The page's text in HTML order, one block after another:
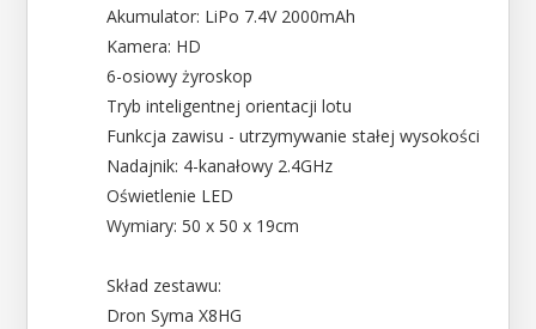
Akumulator: LiPo 7.4V 2000mAh
Kamera: HD
6-osiowy żyroskop
Tryb inteligentnej orientacji lotu
Funkcja zawisu - utrzymywanie stałej wysokości
Nadajnik: 4-kanałowy 2.4GHz
Oświetlenie LED
Wymiary: 50 x 50 x 19cm
Skład zestawu:
Dron Syma X8HG